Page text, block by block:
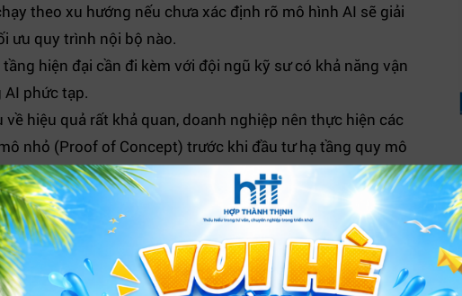
theo xu hướng nếu chưa xác định rõ mô hình AI sẽ giải
ưu quy trình nội bộ nào.
tầng hiện đại cần đi kèm với đội ngũ kỹ sư có khả năng vận
phức tạp.
về hiệu quả rất khả quan, doanh nghiệp nên thực hiện các
nhỏ (Proof of Concept) trước khi đầu tư hạ tầng quy mô
đánh dấu một bước tiến quan trọng trong hành trình chuyển
cứng, mà là cuộc đua về năng lực làm chủ công nghệ, tạo
và cạnh tranh sòng phẳng trong bối cảnh toàn cầu hóa.